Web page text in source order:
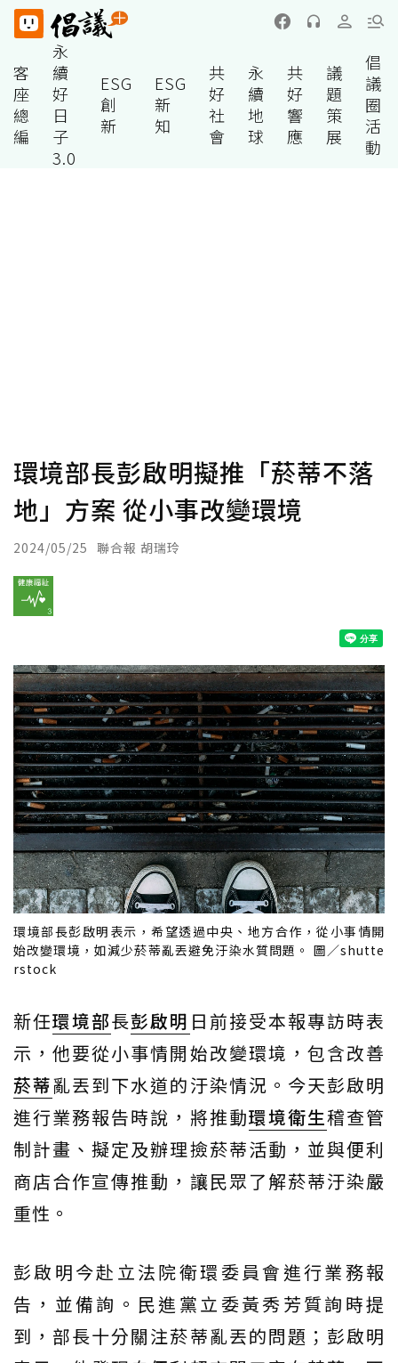
客
座
總
編
永
續
好
日
子
3.0
ESG
創
新
ESG
新
知
共
好
社
會
永
續
地
球
共
好
響
應
議
題
策
展
倡
議
圈
活
動
環境部長彭啟明擬推「菸蒂不落
地」方案 從小事改變環境
2024/05/25 聯合報 胡瑞玲
環境部長彭啟明表示，希望透過中央、地方合作，從小事情開
始改變環境，如減少菸蒂亂丟避免汙染水質問題。 圖／shutte
rstock
新任環境部長彭啟明 日前接受本報專訪時表
示，他要從小事情開始改變環境，包含改善
菸蒂亂丟到下水道的汙染情況。今天彭啟明
進行業務報告時說，將推動環境衛生稽查管
制計畫、擬定及辦理撿菸蒂活動，並與便利
商店合作宣傳推動，讓民眾了解菸蒂汙染嚴
重性。
彭啟明今赴立法院衛環委員會進行業務報
告，並備詢。民進黨立委黃秀芳質詢時提
到，部長十分關注菸蒂亂丟的問題；彭啟明